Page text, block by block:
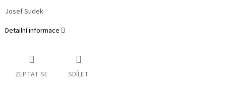
Josef Sudek
Detailní informace
ZEPTAT SE SDÍLET